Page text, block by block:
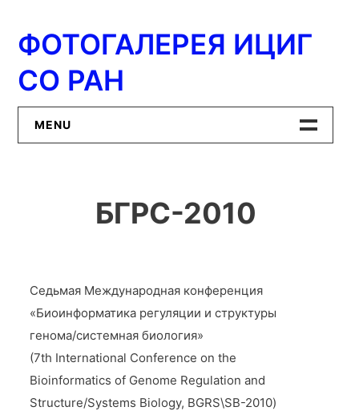
содержимому
ФОТОГАЛЕРЕЯ ИЦИГ
СО РАН
MENU
ИЦиГ СО РАН
БГРС-2010
Седьмая Международная конференция
«Биоинформатика регуляции и структуры
генома/системная биология»
(7th International Conference on the
Bioinformatics of Genome Regulation and
Structure/Systems Biology, ВGRS\SB-2010)